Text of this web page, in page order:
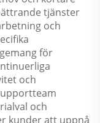
tjänster
och
för
och
och
kunder att uppnå